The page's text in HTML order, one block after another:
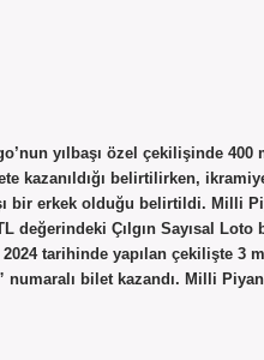
yılbaşı özel çekilişinde 400
kazanıldığı belirtilirken,
bir erkek olduğu belirtildi. Milli
değerindeki Çılgın Sayısal Loto
tarihinde yapılan çekilişte 3
numaralı bilet kazandı. Milli